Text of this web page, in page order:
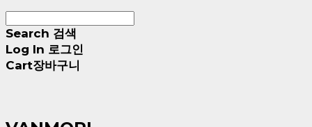
Search 검색
Log In 로그인
Cart장바구니